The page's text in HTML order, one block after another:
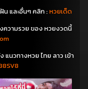
น และอื่นๆ คลิก :หวยเด็ด
ความรวย ของ หวยงวดนี้
แนวทางหวย ไทย ลาว เข้า